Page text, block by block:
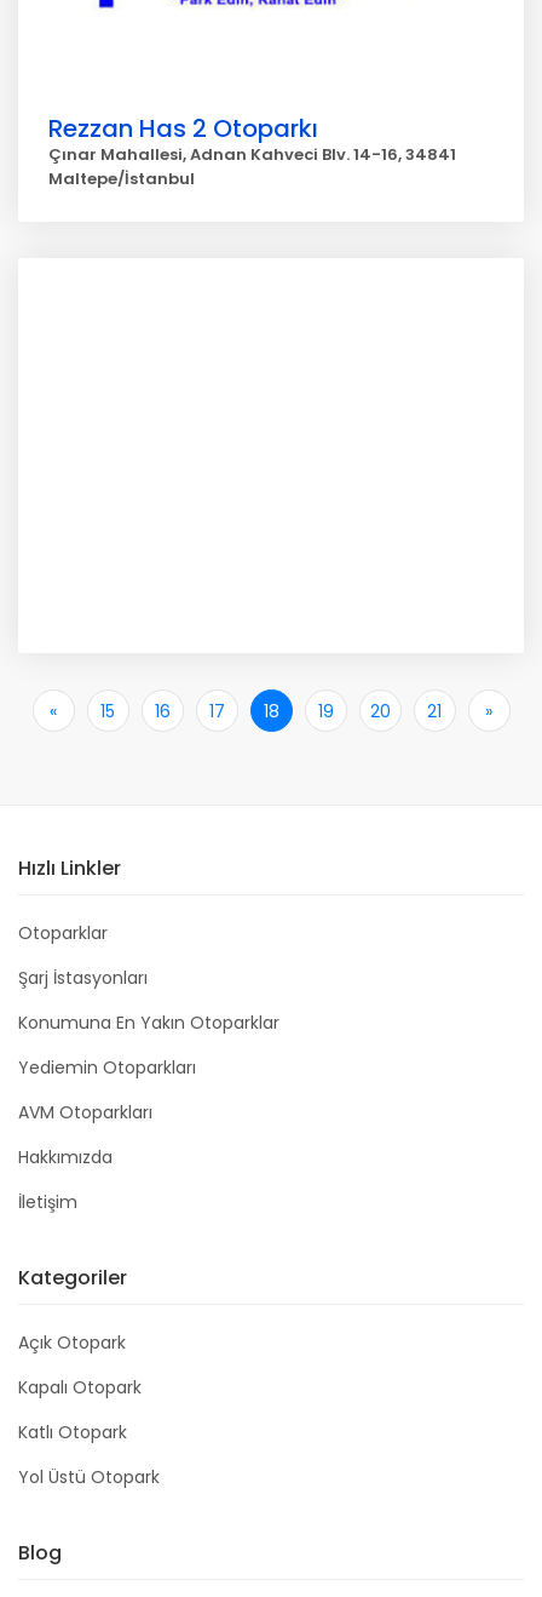
Rezzan Has 2 Otoparkı
Çınar Mahallesi, Adnan Kahveci Blv. 14-16, 34841
Maltepe/İstanbul
« 15 16 17 18 19 20 21 » Son
Hızlı Linkler
Otoparklar
Şarj İstasyonları
Konumuna En Yakın Otoparklar
Yediemin Otoparkları
AVM Otoparkları
Hakkımızda
İletişim
Kategoriler
Açık Otopark
Kapalı Otopark
Katlı Otopark
Yol Üstü Otopark
Blog